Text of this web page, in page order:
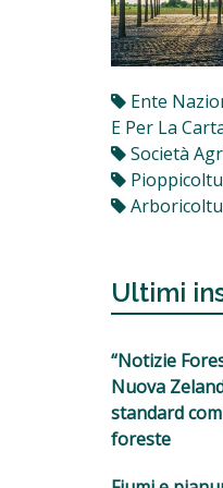
Ente
E Per La
Società
Ultimi
“Notizie
Nuova
standard
foreste